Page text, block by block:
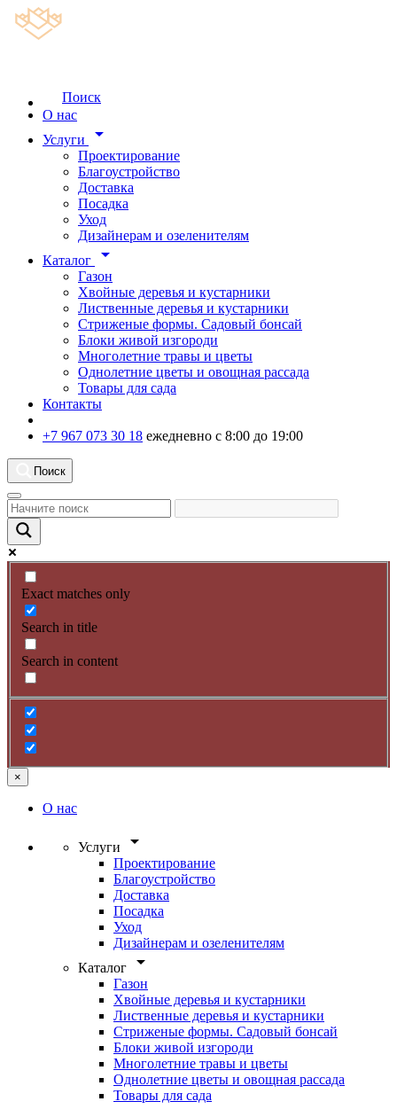
Поиск
О нас
Услуги
arrow_drop_down
Проектирование
Благоустройство
Доставка
Посадка
Уход
Дизайнерам и озеленителям
Каталог
arrow_drop_down
Газон
Хвойные деревья и кустарники
Лиственные деревья и кустарники
Стриженые формы. Садовый бонсай
Блоки живой изгороди
Многолетние травы и цветы
Однолетние цветы и овощная рассада
Товары для сада
Контакты
+7 967 073 30 18 ежедневно с 8:00 до 19:00
Поиск
Exact matches only
Search in title
Search in content
×
О нас
Услуги arrow_drop_down
Проектирование
Благоустройство
Доставка
Посадка
Уход
Дизайнерам и озеленителям
Каталог
arrow_drop_down
Газон
Хвойные деревья и кустарники
Лиственные деревья и кустарники
Стриженые формы. Садовый бонсай
Блоки живой изгороди
Многолетние травы и цветы
Однолетние цветы и овощная рассада
Товары для сада